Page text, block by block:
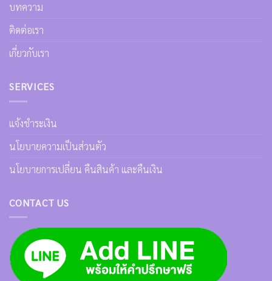
บทความ
ติดต่อเรา
เกี่ยวกับเรา
SERVICES
แจ้งชำระเงิน
นโยบายความเป็นส่วนตัว
นโยบายการเปลี่ยน คืนสินค้า และคืนเงิน
CONTACT US